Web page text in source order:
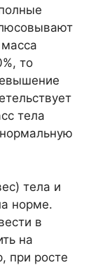
то
тела
тела и
норме.
в
на
при росте